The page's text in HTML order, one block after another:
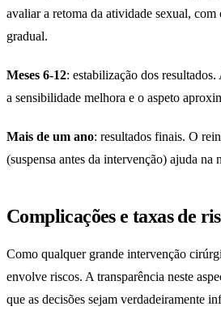
avaliar a retoma da atividade sexual, com
gradual.
Meses 6-12: estabilização dos
a sensibilidade melhora e o aspeto
Mais de um ano: resultados finais. O
(suspensa antes da intervenção) ajuda na
Complicações e taxas de
Como qualquer grande intervenção
envolve riscos. A transparência neste
que as decisões sejam verdadeiramente